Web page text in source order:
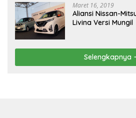
Maret 16, 2019
Aliansi Nissan-
Livina Versi Mungil
Selengkapnya